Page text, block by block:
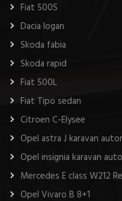
Fiat 500S
Dacia logan
Skoda fabia
Skoda rapid
Fiat 500L
Fiat Tipo sedan
Citroen C-Elysee
Opel astra J karavan
Opel insignia karavan
Mercedes E class W212
Opel Vivaro B 8+1